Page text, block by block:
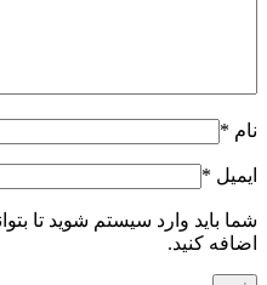
نام *
ایمیل *
شما باید وارد سیستم شوید تا
اضافه کنید.